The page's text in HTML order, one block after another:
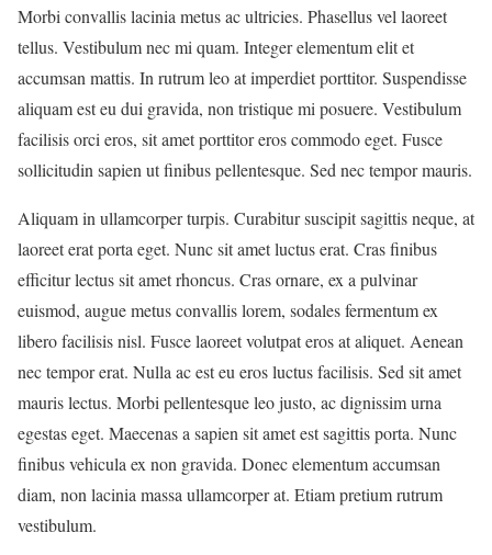
Morbi convallis lacinia metus ac ultricies. Phasellus vel laoreet
tellus. Vestibulum nec mi quam. Integer elementum elit et
accumsan mattis. In rutrum leo at imperdiet porttitor. Suspendisse
aliquam est eu dui gravida, non tristique mi posuere. Vestibulum
facilisis orci eros, sit amet porttitor eros commodo eget. Fusce
sollicitudin sapien ut finibus pellentesque. Sed nec tempor mauris.
Aliquam in ullamcorper turpis. Curabitur suscipit sagittis neque, at
laoreet erat porta eget. Nunc sit amet luctus erat. Cras finibus
efficitur lectus sit amet rhoncus. Cras ornare, ex a pulvinar
euismod, augue metus convallis lorem, sodales fermentum ex
libero facilisis nisl. Fusce laoreet volutpat eros at aliquet. Aenean
nec tempor erat. Nulla ac est eu eros luctus facilisis. Sed sit amet
mauris lectus. Morbi pellentesque leo justo, ac dignissim urna
egestas eget. Maecenas a sapien sit amet est sagittis porta. Nunc
finibus vehicula ex non gravida. Donec elementum accumsan
diam, non lacinia massa ullamcorper at. Etiam pretium rutrum
vestibulum.